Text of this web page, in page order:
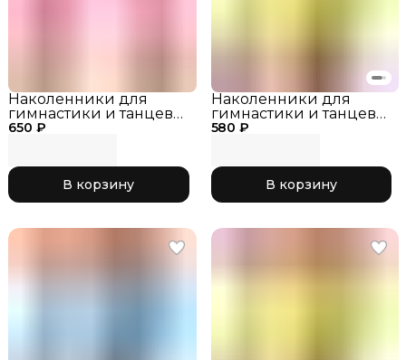
650 ₽
Наколенники для
гимнастики и танцев
INDIGO SM-113
В корзину
580 ₽
Наколенники для
гимнастики и танцев
INDIGO SM-113 Желтый,
В корзину